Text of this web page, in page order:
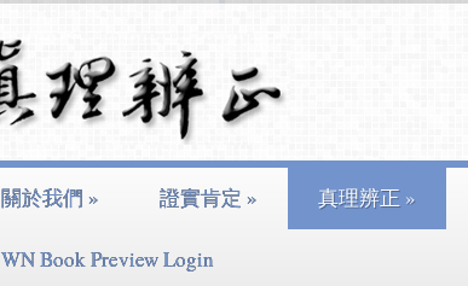
關於我們 » 證實肯定 » 真理辨正 »
WN Book Preview Login